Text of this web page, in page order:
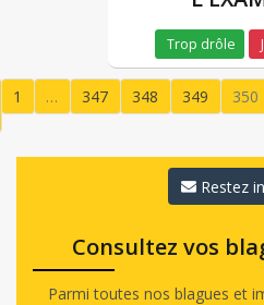
Trop drôle
1 … 347 348 349
350
Restez
Consultez vos
Parmi toutes nos blagues et